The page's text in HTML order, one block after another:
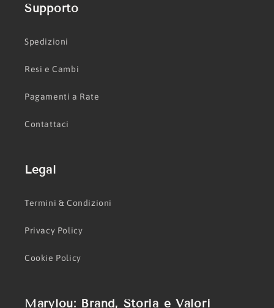
Supporto
Spedizioni
Resi e Cambi
Pagamenti a Rate
Contattaci
Legal
Termini & Condizioni
Privacy Policy
Cookie Policy
Marylou: Brand, Storia e Valori